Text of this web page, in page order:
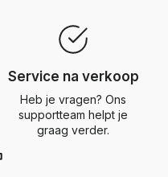
Service na verkoop
Heb je vragen? Ons
supportteam helpt je
graag verder.